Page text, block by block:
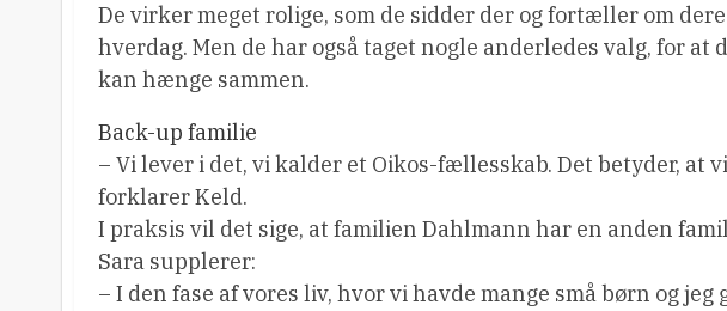
De virker meget rolige, som de sidder der og fortæller om
hverdag. Men de har også taget nogle anderledes valg, for at
kan hænge sammen.
Back-up familie
– Vi lever i det, vi kalder et Oikos-fællesskab. Det betyder, at
forklarer Keld.
I praksis vil det sige, at familien Dahlmann har en anden
Sara supplerer:
– I den fase af vores liv, hvor vi havde mange små børn og